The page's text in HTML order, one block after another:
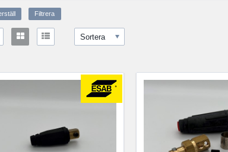
Sortera